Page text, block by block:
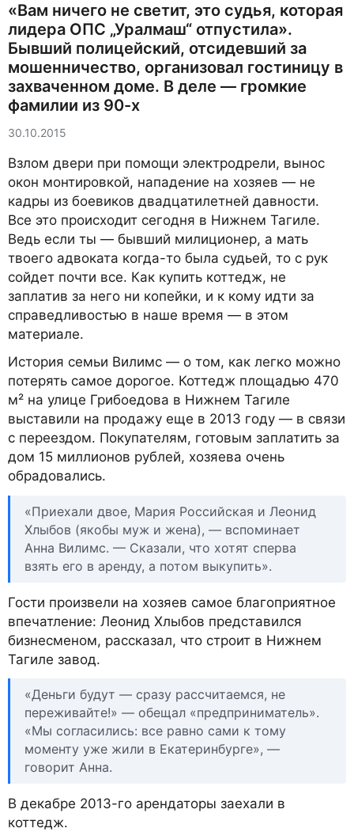
«Вам ничего не светит, это судья, которая
лидера ОПС „Уралмаш“ отпустила».
Бывший полицейский, отсидевший за
мошенничество, организовал гостиницу в
захваченном доме. В деле — громкие
фамилии из 90-х
30.10.2015
Взлом двери при помощи электродрели, вынос
окон монтировкой, нападение на хозяев — не
кадры из боевиков двадцатилетней давности.
Все это происходит сегодня в Нижнем Тагиле.
Ведь если ты — бывший милиционер, а мать
твоего адвоката когда-то была судьей, то с рук
сойдет почти все. Как купить коттедж, не
заплатив за него ни копейки, и к кому идти за
справедливостью в наше время — в этом
материале.
История семьи Вилимс — о том, как легко можно
потерять самое дорогое. Коттедж площадью 470
м² на улице Грибоедова в Нижнем Тагиле
выставили на продажу еще в 2013 году — в связи
с переездом. Покупателям, готовым заплатить за
дом 15 миллионов рублей, хозяева очень
обрадовались.
«Приехали двое, Мария Российская и Леонид
Хлыбов (якобы муж и жена), — вспоминает
Анна Вилимс. — Сказали, что хотят сперва
взять его в аренду, а потом выкупить».
Гости произвели на хозяев самое благоприятное
впечатление: Леонид Хлыбов представился
бизнесменом, рассказал, что строит в Нижнем
Тагиле завод.
«Деньги будут — сразу рассчитаемся, не
переживайте!» — обещал «предприниматель».
«Мы согласились: все равно сами к тому
моменту уже жили в Екатеринбурге», —
говорит Анна.
В декабре 2013-го арендаторы заехали в
коттедж.